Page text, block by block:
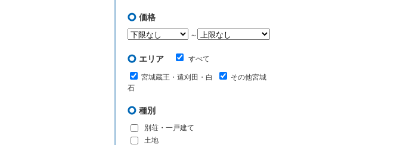
価格
～
エリア すべて
宮城蔵王・遠刈田・白
石
その他宮城
種別
別荘・一戸建て
土地